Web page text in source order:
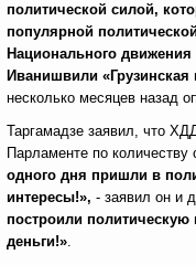
политической силой,
популярной
Национального
Иванишвили «Грузинская
несколько месяцев назад
Таргамадзе заявил, что
Парламенте по количеству
одного дня пришли в
интересы!», - заявил он и
построили политическую
деньги!».